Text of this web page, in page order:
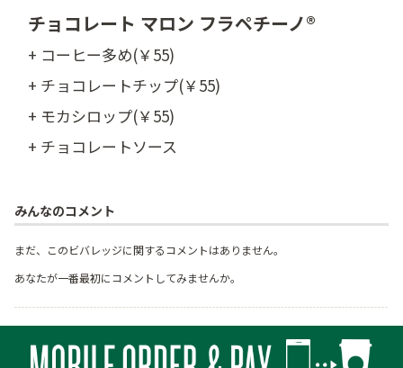
チョコレート マロン フラペチーノ®
+ コーヒー多め(￥55)
+ チョコレートチップ(￥55)
+ モカシロップ(￥55)
+ チョコレートソース
みんなのコメント
まだ、このビバレッジに関するコメントはありません。
あなたが一番最初にコメントしてみませんか。